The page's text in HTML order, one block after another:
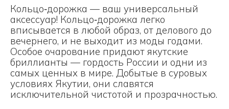
Кольцо‑дорожка — ваш универсальный
аксессуар! Кольцо‑дорожка легко
вписывается в любой образ, от делового до
вечернего, и не выходит из моды годами.
Особое очарование придают якутские
бриллианты — гордость России и одни из
самых ценных в мире. Добытые в суровых
условиях Якутии, они славятся
исключительной чистотой и прозрачностью.